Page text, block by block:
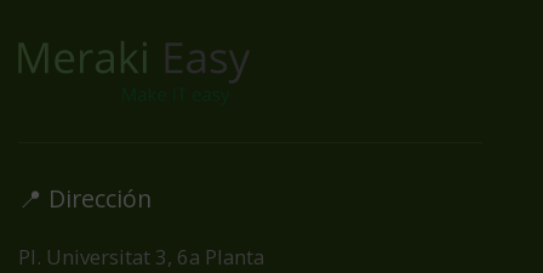
📍 Dirección
Pl. Universitat 3, 6a Planta